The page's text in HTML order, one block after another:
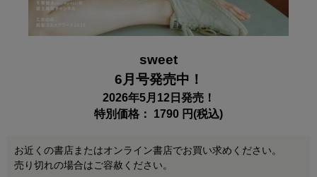
sweet
6月号発売中！
2026年5月12日発売！
特別価格： 1790 円(税込)
お近くの書店またはオンライン書店でお買い求めください。
売り切れの場合はご容赦ください。